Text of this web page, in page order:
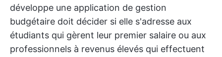
développe une application de gestion
budgétaire doit décider si elle s'adresse aux
étudiants qui gèrent leur premier salaire ou aux
professionnels à revenus élevés qui effectuent